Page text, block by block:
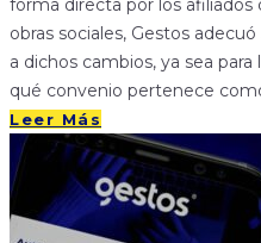
forma directa por los afiliados
obras sociales, Gestos
a dichos cambios, ya sea
qué convenio pertenece
Leer Más